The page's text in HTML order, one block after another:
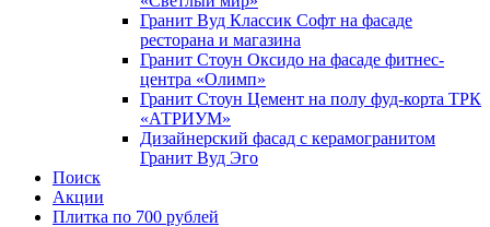
Гранит Вуд Классик Софт на фасаде
ресторана и магазина
Гранит Стоун Оксидо на фасаде фитнес-
центра «Олимп»
Гранит Стоун Цемент на полу фуд-корта ТРК
«АТРИУМ»
Дизайнер­ский фасад с керамогранитом
Гранит Вуд Эго
Поиск
Акции
Плитка по 700 рублей